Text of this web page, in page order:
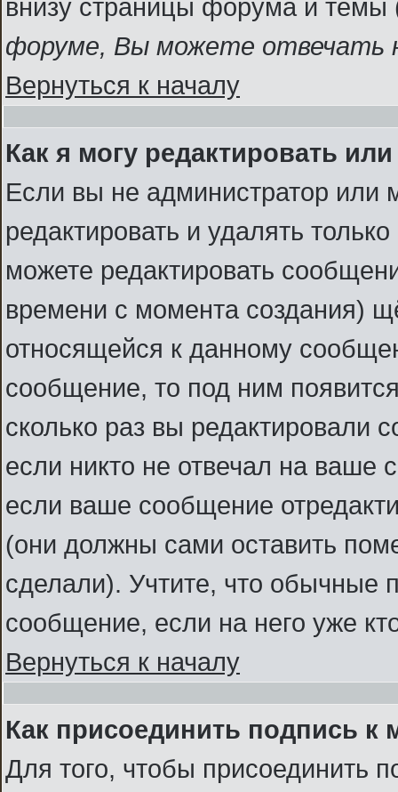
внизу страницы форума и темы
форуме, Вы можете отвечать
Вернуться к началу
Как я могу редактировать
Если вы не администратор
редактировать и удалять
можете редактировать
времени с момента создания)
относящейся к данному
сообщение, то под ним
сколько раз вы редактировали
если никто не отвечал на ваше
если ваше сообщение
(они должны сами оставить
сделали). Учтите, что обычные
сообщение, если на него уже
Вернуться к началу
Как присоединить подпись
Для того, чтобы присоединить